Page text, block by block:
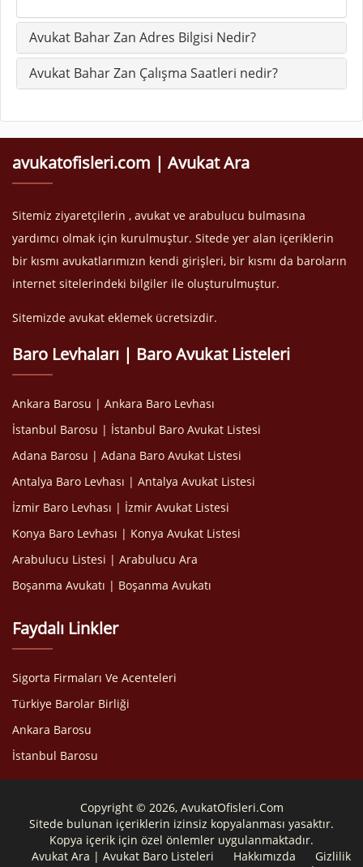
Avukat Bahar Zan Adres Bilgisi Nedir?
Avukat Bahar Zan Çalışma Saatleri nedir?
avukatofisleri.com | Avukat Ara
Sitemiz ziyaretçilerin , avukat ve arabulucu bulmasına
yardımcı olmak için kurulmuştur. Sitede yer alan içeriklerin
bir kısmı avukatlarımızın kendi girişleri, bir kısmı da baroların
internet sitelerindeki bilgiler ile oluşturulmuştur.
Sitemizde avukat eklemek ücretsizdir.
Baro Levhaları | Baro Avukat Listeleri
Ankara Barosu | Ankara Baro Levhası
İstanbul Barosu | İstanbul Baro Avukat Listesi
Adana Barosu | Adana Baro Avukat Listesi
Antalya Baro Levhası | Antalya Avukat Listesi
İzmir Baro Levhası | İzmir Avukat Listesi
Konya Baro Levhası | Konya Avukat Listesi
Arabulucu Listesi | Arabulucu Ara
Boşanma Avukatı | Boşanma Avukatı
Faydalı Linkler
Sigorta Firmaları Ve Acenteleri
Türkiye Barolar Birliği
Ankara Barosu
İstanbul Barosu
Copyright © 2026, AvukatOfisleri.Com
Sitede bulunan içeriklerin izinsiz kopyalanması yasaktır.
Kopya içerik için özel önlemler uygulanmaktadır.
Avukat Ara | Avukat Baro Listeleri
Hakkımızda
Gizlilik